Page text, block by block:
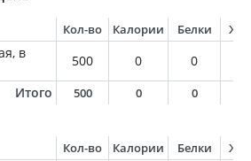
Кол-во Калории Белки
в
500 0 0
Итого
500 0 0
Кол-во Калории Белки